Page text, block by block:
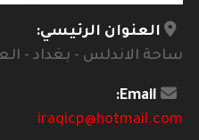
العنوان الرئيسي:
ساحة الاندلس - بغداد -
Email:
iraqicp@hotmail.com